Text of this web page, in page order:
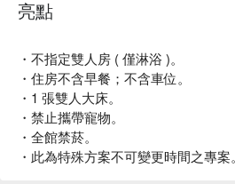
亮點
・不指定雙人房 ( 僅淋浴 )。
・住房不含早餐；不含車位。
・1 張雙人大床。
・禁止攜帶寵物。
・全館禁菸。
・此為特殊方案不可變更時間之專案。